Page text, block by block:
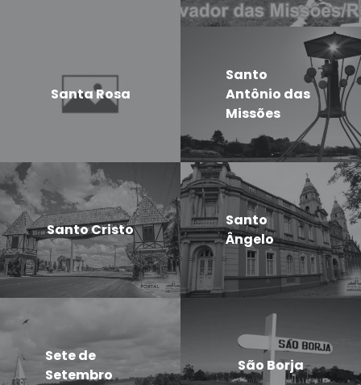
Santa Rosa
Santo
Antônio das
Missões
Santo Cristo
Santo
Ângelo
Sete de
Setembro
São Borja